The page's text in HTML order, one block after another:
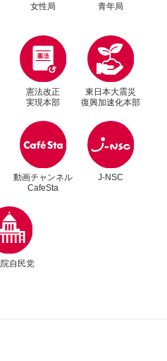
女性局 青年局
憲法改正
実現本部
東日本大震災
復興加速化本部
ク
動画チャンネル
CafeSta
J-NSC
自民党
ンドウリンク